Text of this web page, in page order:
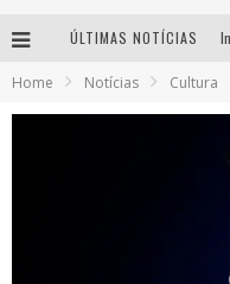
ÚLTIMAS NOTÍCIAS
Home Notícias Cultura